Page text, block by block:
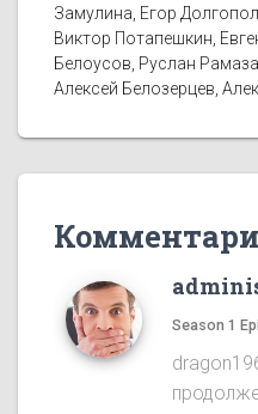
Замулина, Егор
Виктор Потапешкин,
Белоусов, Руслан
Алексей Белозерцев,
Season 1